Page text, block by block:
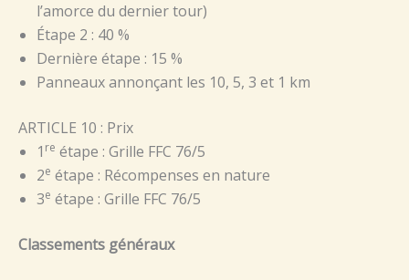
l’amorce du dernier tour)
Étape 2 : 40 %
Dernière étape : 15 %
Panneaux annonçant les 10, 5, 3 et 1 km
ARTICLE 10 : Prix
1 re étape : Grille FFC 76/5
2e étape : Récompenses en nature
3e étape : Grille FFC 76/5
Classements généraux